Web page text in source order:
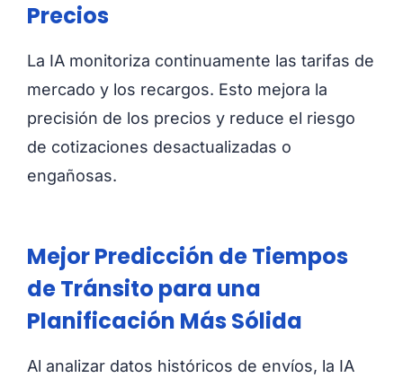
Precios
La IA monitoriza continuamente las tarifas de
mercado y los recargos. Esto mejora la
precisión de los precios y reduce el riesgo
de cotizaciones desactualizadas o
engañosas.
Mejor Predicción de Tiempos
de Tránsito para una
Planificación Más Sólida
Al analizar datos históricos de envíos, la IA